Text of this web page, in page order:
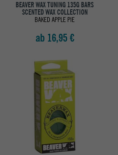
BEAVER WAX TUNING 135G BARS
SCENTED WAX COLLECTION
BAKED APPLE PIE
ab 16,95 €